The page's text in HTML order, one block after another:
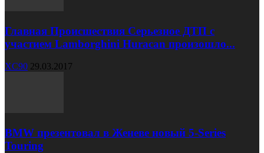
Главная Происшествия Серьезное ДТП с
участием Lamborghini Huracan произошло...
XC90 29.03.2017
BMW презентовал в Женеве новый 5-Series
Touring